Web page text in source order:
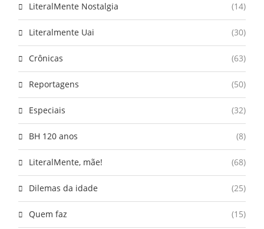
LiteralMente Nostalgia (14)
Literalmente Uai (30)
Crônicas (63)
Reportagens (50)
Especiais (32)
BH 120 anos (8)
LiteralMente, mãe! (68)
Dilemas da idade (25)
Quem faz (15)